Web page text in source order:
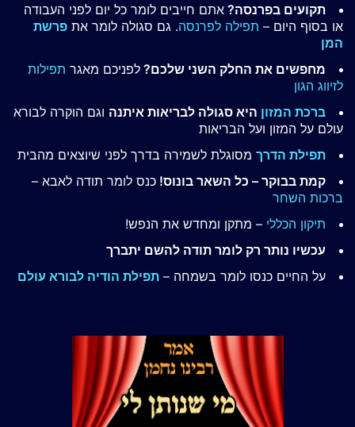
תקועים בפרנסה? אתם חייבים לומר כל יום לפני העבודה
או בסוף היום – תפילה לפרנסה. גם סגולה לומר את פרשת
המן
מחפשים את החלק השני שלכם? לפניכם מאגר תפילות
לזיווג הגון
ברכת המזון היא סגולה לבריאות איתנה וגם הוקרה לבורא
עולם על המזון ועל הבריאות
תפילת הדרך מסוגלת לשמירה בדרך לפני שיוצאים מהבית
קמת בבוקר – כל השאר בונוס! כנס לומר תודה לאבא –
ברכות השחר
תיקון הכללי – מתקן ומחדש את הנפש!
עכשיו נותר רק לומר תודה להשם יתברך
על החיים כנסו לומר בשמחה – תפילת הודיה לבורא עולם